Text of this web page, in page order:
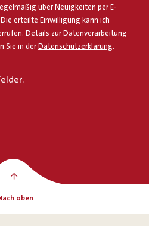
über Neuigkeiten per E-
erteilte Einwilligung kann ich
Details zur Datenverarbeitung
Sie in derDatenschutzerklärung.
oben